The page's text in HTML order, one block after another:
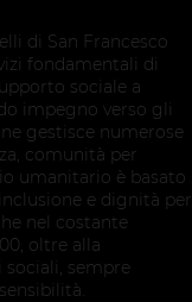
di San Francesco
fondamentali di
sociale a
impegno verso gli
gestisce numerose
comunità per
umanitario è basato
e dignità per
nel costante
oltre alla
sempre